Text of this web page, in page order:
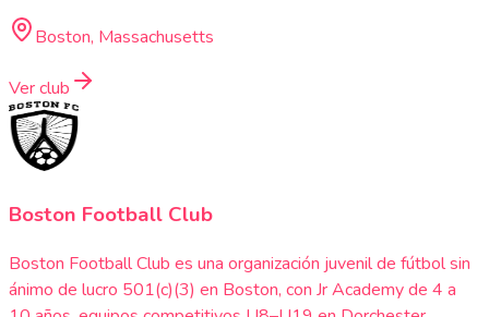
Boston, Massachusetts
Ver club
Boston Football Club
Boston Football Club es una organización juvenil de fútbol sin
ánimo de lucro 501(c)(3) en Boston, con Jr Academy de 4 a